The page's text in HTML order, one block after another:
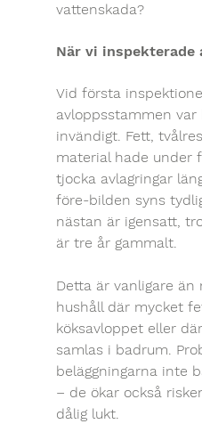
vattenskada?
När vi inspekterade
Vid första
avloppsstammen var
invändigt. Fett,
material hade under
tjocka avlagringar
före-bilden syns
nästan är igensatt,
är tre år gammalt.
Detta är vanligare än
hushåll där mycket
köksavloppet eller
samlas i badrum.
beläggningarna inte
– de ökar också
dålig lukt.